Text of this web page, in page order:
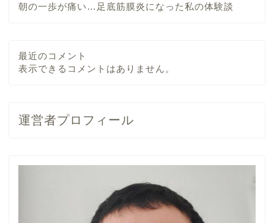
朝の一歩が痛い…足底筋膜炎になった私の体験談
最近のコメント
表示できるコメントはありません。
運営者プロフィール